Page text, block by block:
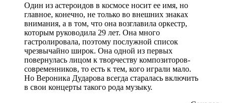
Один из астероидов в космосе носит ее имя, но
главное, конечно, не только во внешних знаках
внимания, а в том, что она возглавила оркестр,
которым руководила 29 лет. Она много
гастролировала, поэтому послужной список
чрезвычайно широк. Она одной из первых
повернулась лицом к творчеству композиторов-
современников, то есть к тем, кого играли мало.
Но Вероника Дударова всегда старалась включить
в свои концерты такого рода музыку.